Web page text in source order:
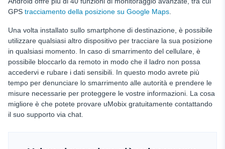
GPS tracciamento della posizione su Google Maps
Una volta installato sullo smartphone di destinazione, è possibile
utilizzare qualsiasi altro dispositivo per tracciare la sua posizione
in qualsiasi momento. In caso di smarrimento del cellulare, è
possibile bloccarlo da remoto in modo che il ladro non possa
accedervi e rubare i dati sensibili. In questo modo avrete più
tempo per denunciare lo smarrimento alle autorità e prendere le
misure necessarie per proteggere le vostre informazioni. La cosa
migliore è che potete provare uMobix gratuitamente contattando
il suo supporto via chat.